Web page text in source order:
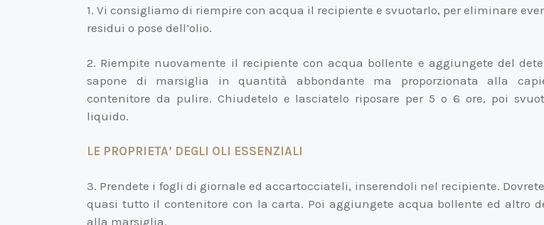
1. Vi consigliamo di riempire con acqua il recipiente e svuotarlo, per eliminare
residui o pose dell’olio.
2. Riempite nuovamente il recipiente con acqua bollente e aggiungete del
sapone di marsiglia in quantità abbondante ma proporzionata alla
contenitore da pulire. Chiudetelo e lasciatelo riposare per 5 o 6 ore, poi
liquido.
LE PROPRIETA’ DEGLI OLI ESSENZIALI
3. Prendete i fogli di giornale ed accartocciateli, inserendoli nel recipiente.
quasi tutto il contenitore con la carta. Poi aggiungete acqua bollente ed altro
alla marsiglia.